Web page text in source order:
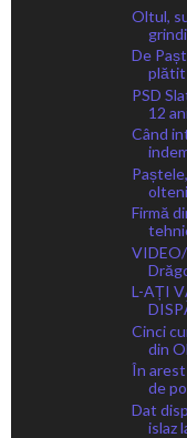
Oltul,
De
plătit
PSD
12
Când
Firmă
L-AȚI
Cinci
din
În
de
Dat
islaz